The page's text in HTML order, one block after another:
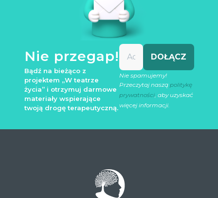
Nie przegap!
Bądź na bieżąco z
projektem „W teatrze
życia” i otrzymuj darmowe
materiały wspierające
twoją drogę terapeutyczną.
Nie spamujemy!
Przeczytaj naszą politykę
prywatności, aby uzyskać
więcej informacji.